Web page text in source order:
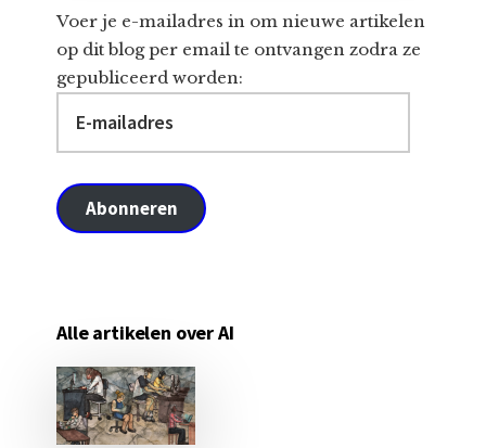
Voer je e-mailadres in om nieuwe artikelen
op dit blog per email te ontvangen zodra ze
gepubliceerd worden:
mailadres
Abonneren
Alle artikelen over AI